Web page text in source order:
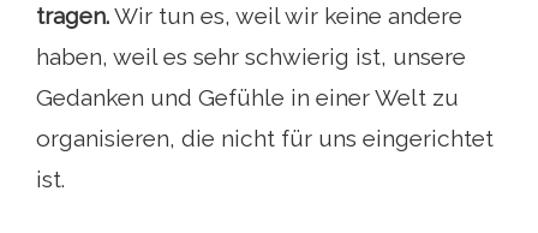
tragen.Wir tun es, weil wir keine andere
haben, weil es sehr schwierig ist, unsere
Gedanken und Gefühle in einer Welt zu
organisieren, die nicht für uns eingerichtet
ist.